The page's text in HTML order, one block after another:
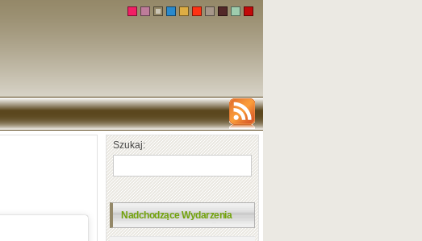
Szukaj:
Nadchodzące Wydarzenia